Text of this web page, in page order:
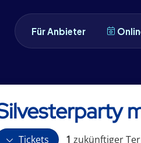
Für Anbieter
Tickets 1 zukünftiger